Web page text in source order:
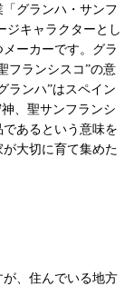
グランハ・サンフ
ジキャラクターとし
ーカーです。グラ
フランシスコ”の意
ランハ”はスペイン
、聖サンフランシ
あるという意味を
大切に育て集めた
、住んでいる地方